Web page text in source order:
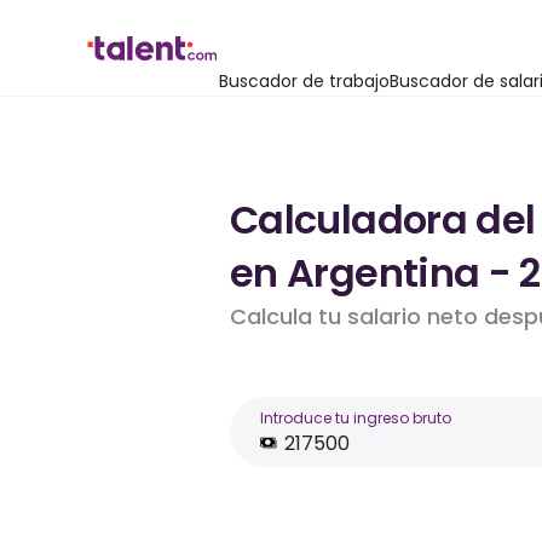
Buscador de trabajoBuscador de
Calculadora
en Argentina -
Calcula tu salario neto
Introduce tu ingreso bruto